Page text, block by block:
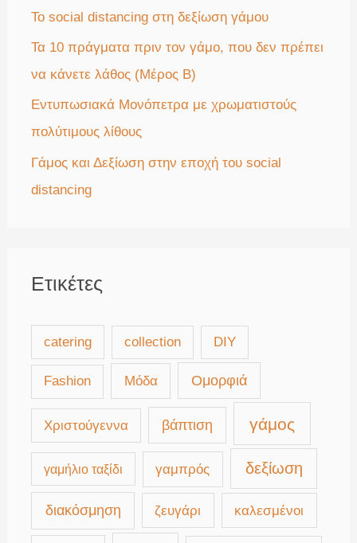
ι
Το social distancing στη δεξίωση γάμου
Τα 10 πράγματα πριν τον γάμο, που δεν πρέπει
να κάνετε λάθος (Μέρος Β)
Εντυπωσιακά Μονόπετρα με χρωματιστούς
πολύτιμους λίθους
Γάμος και Δεξίωση στην εποχή του social
distancing
Ετικέτες
catering collection DIY
Fashion Μόδα Ομορφιά
Χριστούγεννα βάπτιση γάμος
γαμήλιο ταξίδι γαμπρός δεξίωση
διακόσμηση ζευγάρι καλεσμένοι